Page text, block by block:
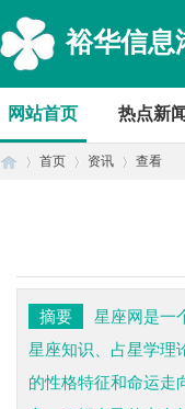
裕华信息
网站首页 热点新闻
首页 资讯 查看
摘要
星座网是一
星座知识、占星学理
的性格特征和命运走